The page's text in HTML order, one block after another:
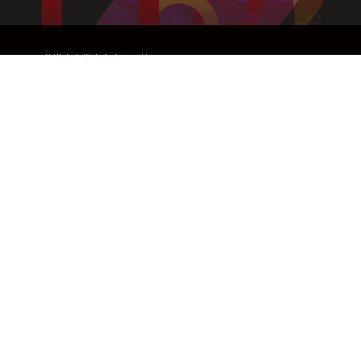
©莫道克大学中文官网网站 Murdoch University